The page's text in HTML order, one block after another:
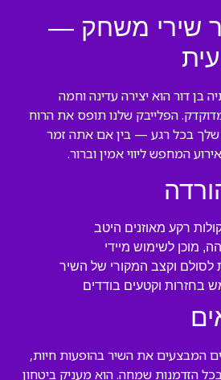
שירי משחק —
בן דור הוא יצירה עדינה וחמה
מדוקדק. הפלייבק שלנו תופס את הרוח
שלך בכל רגע — בין אם אתה זמר
המחפש ליווי אמין וברור.
רקע מאוזנים היטב
מוכן לשימוש מיידי
וקצב המקורי של השיר
בחזרות וקטעים בודדים
המבצעים את השיר בהופעות חיות,
הזדמנות שמחה. הוא מעניק ביטחון